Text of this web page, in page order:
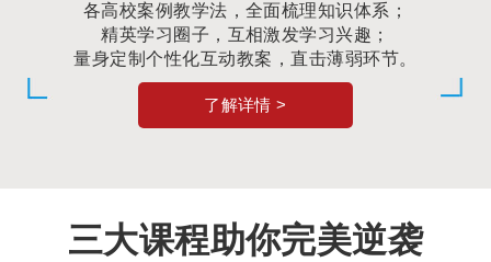
各高校案例教学法，全面梳理知识体系；
精英学习圈子，互相激发学习兴趣；
量身定制个性化互动教案，直击薄弱环节。
了解详情 >
三大课程助你完美逆袭